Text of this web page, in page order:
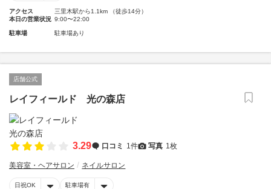
アクセス
三里木駅から1.1km （徒歩14分）
本日の営業状況 9:00〜22:00
駐車場 駐車場あり
店舗公式
レイフィールド 光の森店
3.29 口コミ 1件 写真 1枚
美容室・ヘアサロン ネイルサロン
日祝OK 駐車場有